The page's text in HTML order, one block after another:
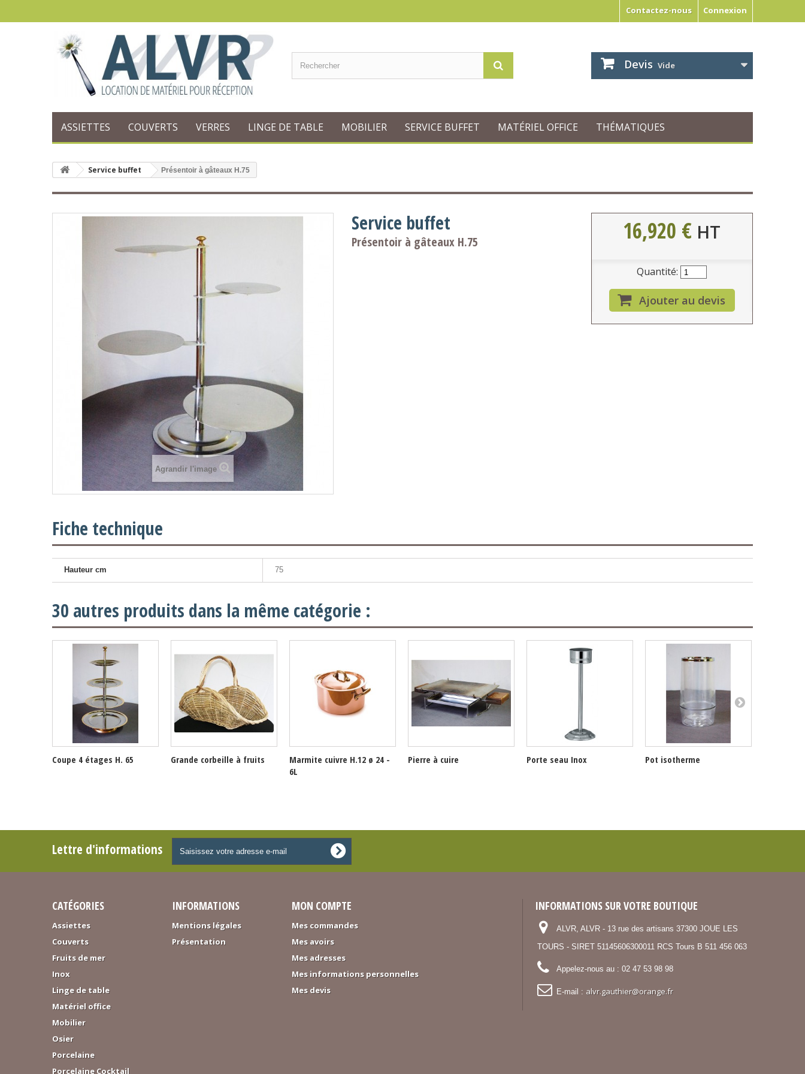
Connexion
Contactez-nous
Devis Vide
ASSIETTES COUVERTS VERRES LINGE DE TABLE MOBILIER SERVICE BUFFET MATÉRIEL OFFICE THÉMATIQUES
Service buffet Présentoir à gâteaux H.75
Agrandir l'image
Service buffet
Présentoir à gâteaux H.75 16,920 € HT
Quantité:
Ajouter au devis
Fiche technique
Hauteur cm 75
30 autres produits dans la même catégorie :
Coupe 4 étages H. 65 Grande corbeille à fruits
Marmite cuivre H.12 ø 24 -
6L
Pierre à cuire Porte seau Inox Pot isotherme
Lettre d'informations
CATÉGORIES
Assiettes
Couverts
Fruits de mer
Inox
Linge de table
Matériel office
Mobilier
Osier
Porcelaine
Porcelaine Cocktail
INFORMATIONS
Mentions légales
Présentation
MON COMPTE
Mes commandes
Mes avoirs
Mes adresses
Mes informations personnelles
Mes devis
INFORMATIONS SUR VOTRE BOUTIQUE
ALVR, ALVR - 13 rue des artisans 37300 JOUE LES
TOURS - SIRET 51145606300011 RCS Tours B 511 456 063
Appelez-nous au : 02 47 53 98 98
E-mail : alvr.gauthier@orange.fr